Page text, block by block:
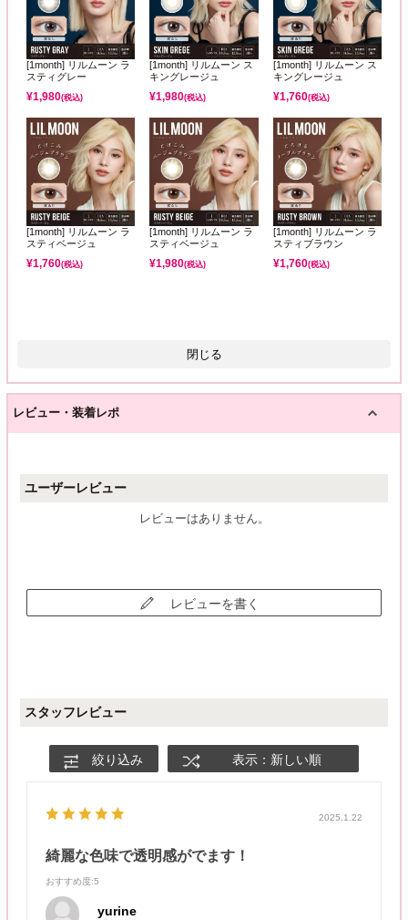
[1month] リルムーン ラ
スティグレー
¥1,980(税込)
[1month] リルムーン ス
キングレージュ
¥1,980(税込)
[1month] リルムーン ス
キングレージュ
¥1,760(税込)
[1month] リルムーン ラ
スティベージュ
¥1,760(税込)
[1month] リルムーン ラ
スティベージュ
¥1,980(税込)
[1month] リルムーン ラ
スティブラウン
¥1,760(税込)
閉じる
レビュー・装着レポ
ユーザーレビュー
レビューはありません。
レビューを書く
スタッフレビュー
絞り込み 表示：新しい順
2025.1.22
綺麗な色味で透明感がでます！
おすすめ度:5
yurine